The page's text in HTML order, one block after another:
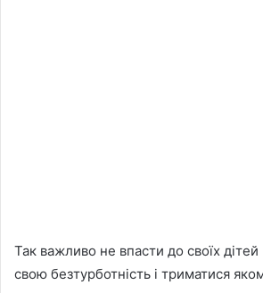
Так важливо не впасти до своїх
свою безтурботність і триматися